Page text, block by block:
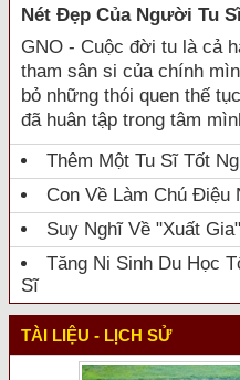
Nét Đẹp Của Người Tu
GNO - Cuộc đời tu là cả
tham sân si của chính
bỏ những thói quen thế
đã huân tập trong tâm
Thêm Một Tu Sĩ Tốt
Con Về Làm Chú Điệu
Suy Nghĩ Về "xuất Gia"
Tăng Ni Sinh Du Học
Sĩ
TÀI LIỆU - LỊCH SỬ